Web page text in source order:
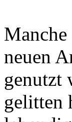
neuen
genutzt
gelitten